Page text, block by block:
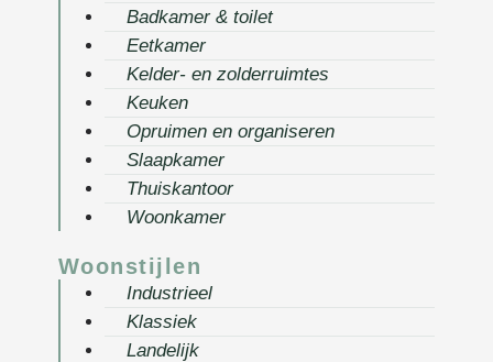
Badkamer & toilet
Eetkamer
Kelder- en zolderruimtes
Keuken
Opruimen en organiseren
Slaapkamer
Thuiskantoor
Woonkamer
Woonstijlen
Industrieel
Klassiek
Landelijk